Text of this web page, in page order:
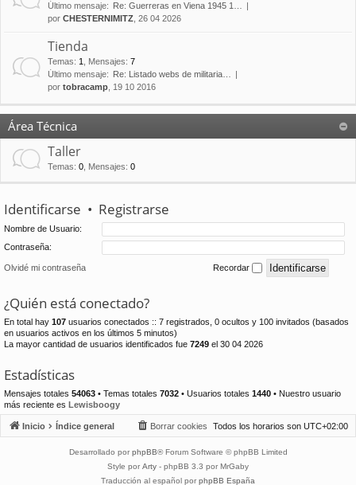
Último mensaje:
Re: Guerreras en Viena 1945 1…
por CHESTERNIMITZ , 26 04 2026
Tienda
Temas: 1 Mensajes: 7
Último mensaje:
Re: Listado webs de militaria…
por tobracamp , 19 10 2016
Área Técnica
Taller
Temas: 0 Mensajes: 0
Identificarse • Registrarse
Nombre de Usuario:
Contraseña:
Olvidé mi contraseña Recordar
¿Quién está conectado?
En total hay 107 usuarios conectados :: 7 registrados, 0 ocultos y 100 invitados (basados
en usuarios activos en los últimos 5 minutos)
La mayor cantidad de usuarios identificados fue 7249 el 30 04 2026
Estadísticas
Mensajes totales 54063 • Temas totales 7032 • Usuarios totales 1440 • Nuestro usuario
más reciente es Lewisboogy
Inicio Índice general Todos los horarios son UTC+02:00
Borrar cookies
Desarrollado por phpBB® Forum Software © phpBB Limited
Style por Arty - phpBB 3.3 por MrGaby
Traducción al español por phpBB España